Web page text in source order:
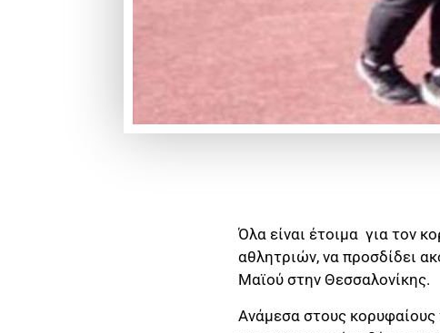
Όλα είναι έτοιμα για τον
αθλητριών, να προσδίδει
Μαϊού στην Θεσσαλονίκης.
Ανάμεσα στους κορυφαίους